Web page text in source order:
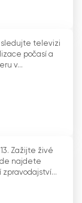
sledujte televizi
počasí a
v...
Zažijte živé
najdete
zpravodajství...